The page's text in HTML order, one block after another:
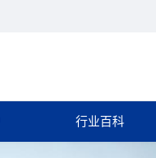
行业百科